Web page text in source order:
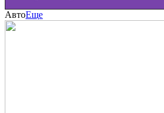
АвтоЕще